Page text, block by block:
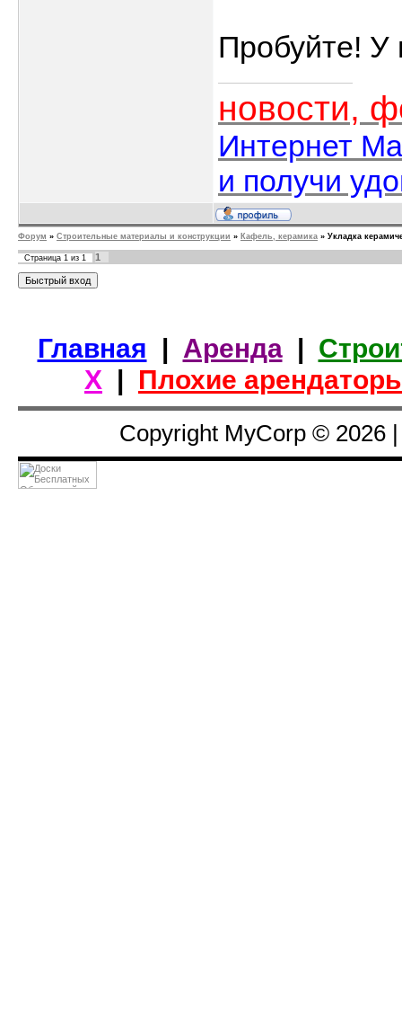
Пробуйте! У
новости,
Интернет
и получи
Форум » Строительные материалы и конструкции » Кафель, керамика » Укладка
Страница 1 из 1 1
Главная | Аренда|
Х | Плохие
Copyright MyCorp © 2026